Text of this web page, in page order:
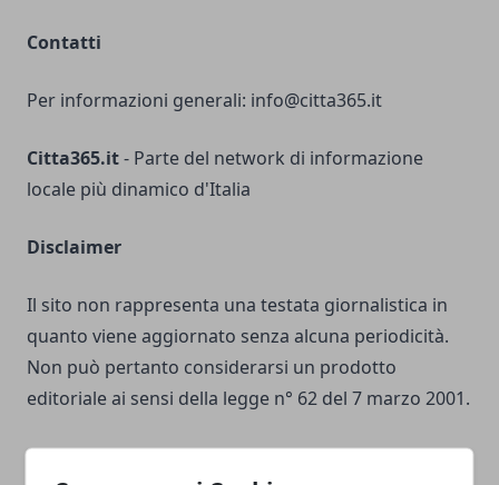
Contatti
Per informazioni generali: info@citta365.it
Citta365.it- Parte del network di informazione
locale più dinamico d'Italia
Disclaimer
Il sito non rappresenta una testata giornalistica in
quanto viene aggiornato senza alcuna periodicità.
Non può pertanto considerarsi un prodotto
editoriale ai sensi della legge n° 62 del 7 marzo 2001.
Responsabilità sui Contenuti